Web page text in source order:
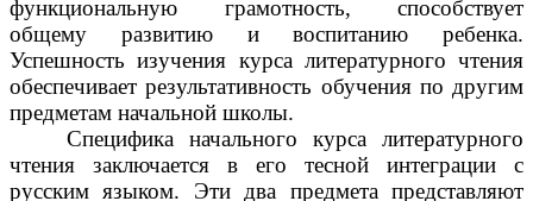
функциональную грамотность, способствует
общему развитию и воспитанию ребенка.
Успешность изучения курса литературного чтения
обеспечивает результативность обучения по другим
предметам начальной школы.
Специфика начального курса литературного
чтения заключается в его тесной интеграции с
русским языком. Эти два предмета представляют